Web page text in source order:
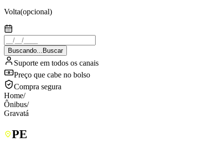
Volta(opcional)
Buscando... Buscar
Suporte em todos os canais
Preço que cabe no bolso
Compra segura
Home/
Ônibus/
Gravatá
PE